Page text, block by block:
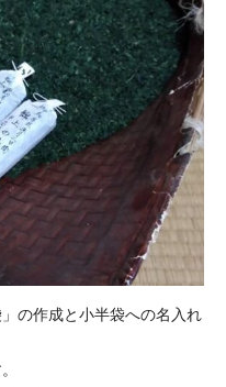
の作成と小半袋への名入れ